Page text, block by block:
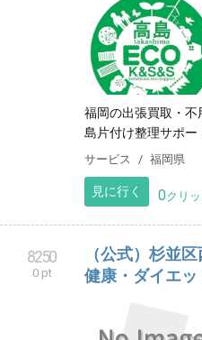
福岡の出張買取・
島片付け整理サポー
サービス 福岡県
見に行く 0クリ
8250
0 pt
（公式）杉並
健康・ダイエ